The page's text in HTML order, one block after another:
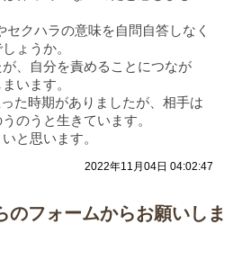
セクハラの意味を自問自答しなく
ょうか。
、自分を責めることにつなが
います。
た時期がありましたが、相手は
のうと生きています。
と思います。
2022年11月04日 04:02:47
のフォームからお願いしま